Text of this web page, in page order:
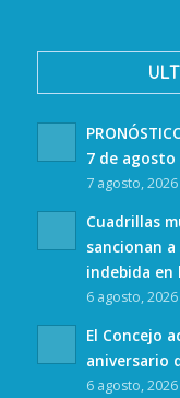
7 de agosto
7 agosto,
Cuadrillas
sancionan
indebida en
6 agosto,
El Concejo
aniversario
6 agosto,